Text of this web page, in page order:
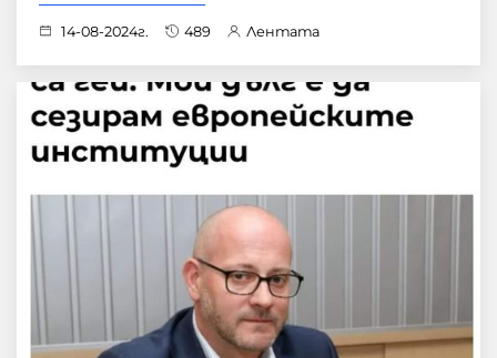
14-08-2024г. 489 Лентата